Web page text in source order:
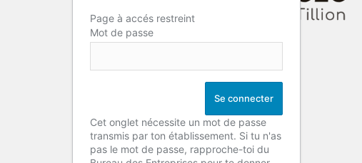
Page à accés restreint
Mot de passe
Cet onglet nécessite un mot de passe
transmis par ton établissement. Si tu n'as
pas le mot de passe, rapproche-toi du